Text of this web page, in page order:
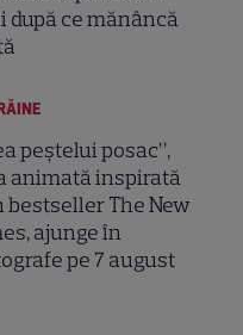
după ce mănâncă
peștelui posac”,
animată inspirată
The New
ajunge în
pe 7 august